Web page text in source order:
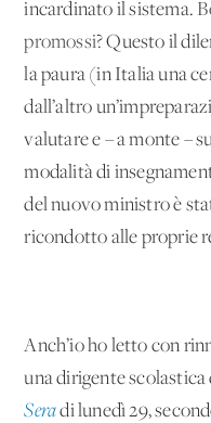
incardinato il sistema.
promossi?Questo il
la paura (in Italia una
dall’altro
valutare e – a monte –
modalità di
del nuovo ministro è
ricondotto alle proprie
Anch’io ho letto con
una dirigente
Seradi lunedì 29,